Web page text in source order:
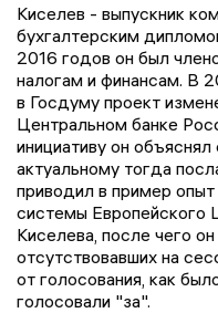
Киселев - выпускник
бухгалтерским
2016 годов он был
налогам и финансам. В
в Госдуму проект
Центральном банке
инициативу он
актуальному тогда
приводил в пример
системы Европейского
Киселева, после чего
отсутствовавших на
от голосования, как
голосовали "за".